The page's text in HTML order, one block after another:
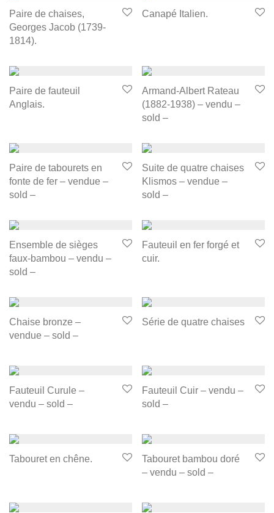
Paire de chaises,
Georges Jacob (1739-
1814).
Canapé Italien.
Paire de fauteuil
Anglais.
Armand-Albert Rateau
(1882-1938) – vendu –
sold –
Paire de tabourets en
fonte de fer – vendue –
sold –
Suite de quatre chaises
Klismos – vendue –
sold –
Ensemble de sièges
faux-bambou – vendu –
sold –
Fauteuil en fer forgé et
cuir.
Chaise bronze –
vendue – sold –
Série de quatre chaises
Fauteuil Curule –
vendu – sold –
Fauteuil Cuir – vendu –
sold –
Tabouret en chêne.
Tabouret bambou doré
– vendu – sold –